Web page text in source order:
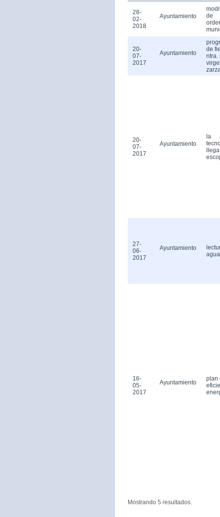
28-
02-
2018
Ayuntamiento
de
20-
07-
2017
Ayuntamiento
de
ntra.
20-
07-
2017
Ayuntamiento
la
27-
06-
2017
Ayuntamiento
16-
05-
2017
Ayuntamiento
plan
Mostrando 5 resultados.